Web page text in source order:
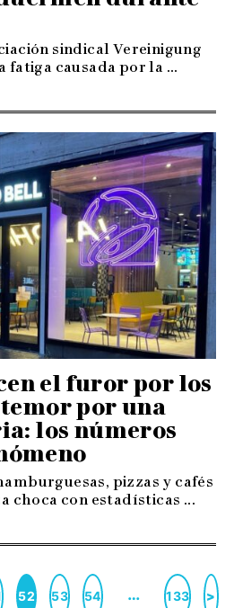
sindical Vereinigung
fatiga causada por la ...
el furor por los
por una
los números
pizzas y cafés
choca con estadísticas ...
52 53 54 … 133 >